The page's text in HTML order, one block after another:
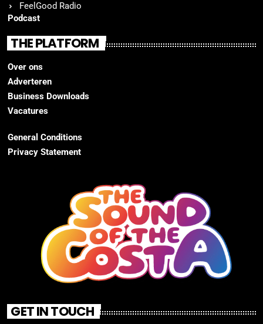
FeelGood Radio
Podcast
THE PLATFORM
Over ons
Adverteren
Business Downloads
Vacatures
General Conditions
Privacy Statement
GET IN TOUCH